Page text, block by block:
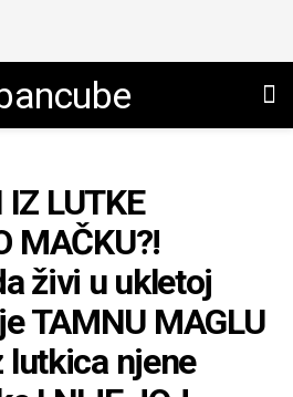
IZ LUTKE
MAČKU?!
živi u ukletoj
TAMNU MAGLU
lutkica njene